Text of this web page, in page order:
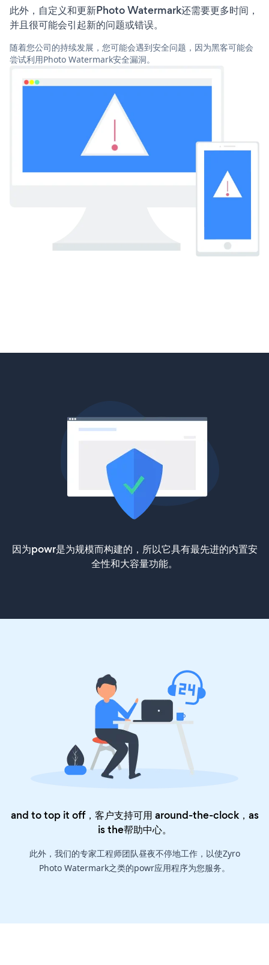
此外，自定义和更新Photo Watermark还需要更多时间，
并且很可能会引起新的问题或错误。
随着您公司的持续发展，您可能会遇到安全问题，因为黑客可能会
尝试利用Photo Watermark安全漏洞。
因为powr是为规模而构建的，所以它具有最先进的内置安
全性和大容量功能。
and to top it off，客户支持可用 around-the-clock，as
is the帮助中心。
此外，我们的专家工程师团队昼夜不停地工作，以使Zyro
Photo Watermark之类的powr应用程序为您服务。